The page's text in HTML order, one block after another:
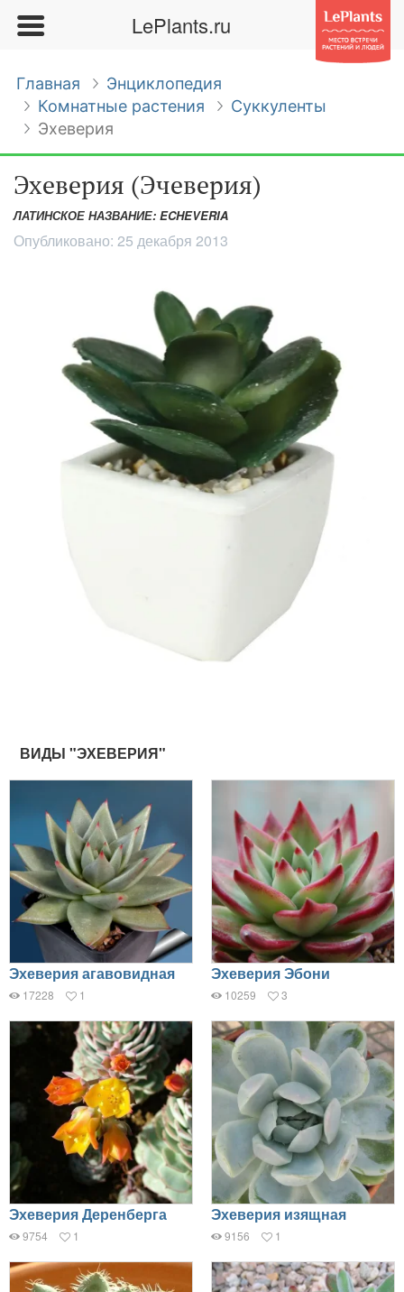
LePlants.ru
Главная
Энциклопедия
Комнатные растения
Суккуленты
Эхеверия
Эхеверия (Эчеверия)
ЛАТИНСКОЕ НАЗВАНИЕ: ECHEVERIA
Опубликовано: 25 декабря 2013
ВИДЫ "ЭХЕВЕРИЯ"
Эхеверия агавовидная
17228 1
Эхеверия Эбони
10259 3
Эхеверия Деренберга
9754 1
Эхеверия изящная
9156 1